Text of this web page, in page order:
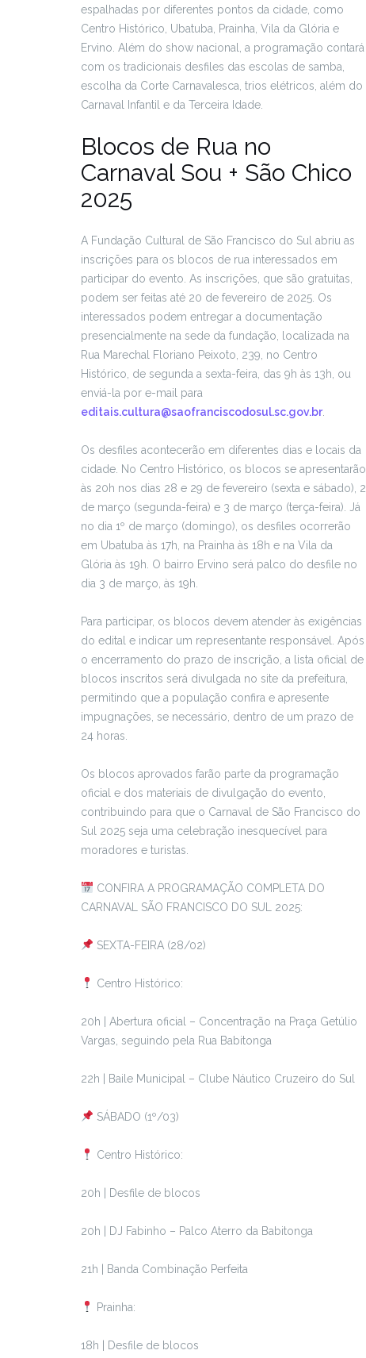
espalhadas por diferentes pontos da cidade, como
Centro Histórico, Ubatuba, Prainha, Vila da Glória e
Ervino. Além do show nacional, a programação contará
com os tradicionais desfiles das escolas de samba,
escolha da Corte Carnavalesca, trios elétricos, além do
Carnaval Infantil e da Terceira Idade.
Blocos de Rua no
Carnaval Sou + São Chico
2025
A Fundação Cultural de São Francisco do Sul abriu as
inscrições para os blocos de rua interessados em
participar do evento. As inscrições, que são gratuitas,
podem ser feitas até 20 de fevereiro de 2025. Os
interessados podem entregar a documentação
presencialmente na sede da fundação, localizada na
Rua Marechal Floriano Peixoto, 239, no Centro
Histórico, de segunda a sexta-feira, das 9h às 13h, ou
enviá-la por e-mail para
editais.cultura@saofranciscodosul.sc.gov.br.
Os desfiles acontecerão em diferentes dias e locais da
cidade. No Centro Histórico, os blocos se apresentarão
às 20h nos dias 28 e 29 de fevereiro (sexta e sábado), 2
de março (segunda-feira) e 3 de março (terça-feira). Já
no dia 1º de março (domingo), os desfiles ocorrerão
em Ubatuba às 17h, na Prainha às 18h e na Vila da
Glória às 19h. O bairro Ervino será palco do desfile no
dia 3 de março, às 19h.
Para participar, os blocos devem atender às exigências
do edital e indicar um representante responsável. Após
o encerramento do prazo de inscrição, a lista oficial de
blocos inscritos será divulgada no site da prefeitura,
permitindo que a população confira e apresente
impugnações, se necessário, dentro de um prazo de
24 horas.
Os blocos aprovados farão parte da programação
oficial e dos materiais de divulgação do evento,
contribuindo para que o Carnaval de São Francisco do
Sul 2025 seja uma celebração inesquecível para
moradores e turistas.
CONFIRA A PROGRAMAÇÃO COMPLETA DO
CARNAVAL SÃO FRANCISCO DO SUL 2025:
SEXTA-FEIRA (28/02)
Centro Histórico:
20h | Abertura oficial – Concentração na Praça Getúlio
Vargas, seguindo pela Rua Babitonga
22h | Baile Municipal – Clube Náutico Cruzeiro do Sul
SÁBADO (1º/03)
Centro Histórico:
20h | Desfile de blocos
20h | DJ Fabinho – Palco Aterro da Babitonga
21h | Banda Combinação Perfeita
Prainha:
18h | Desfile de blocos